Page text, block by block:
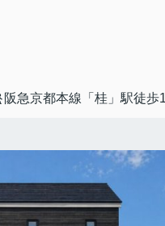
阪急京都本線「桂」駅徒歩